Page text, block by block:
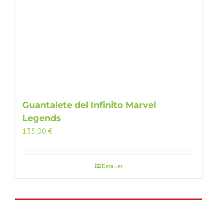
Guantalete del Infinito Marvel
Legends
135,00 €
Detalles